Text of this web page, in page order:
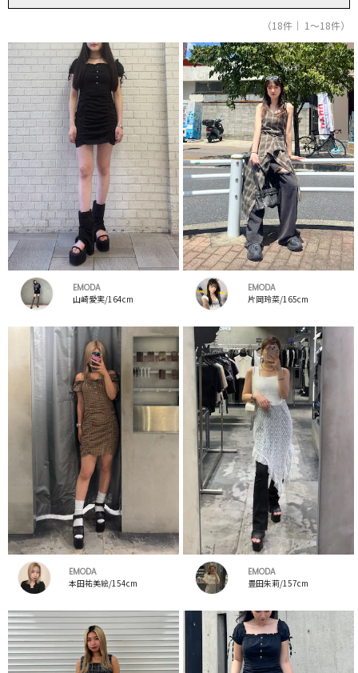
（18件｜ 1～18件）
EMODA
山崎愛実/164cm
EMODA
片岡玲菜/165cm
EMODA
本田祐美絵/154cm
EMODA
豊田朱莉/157cm